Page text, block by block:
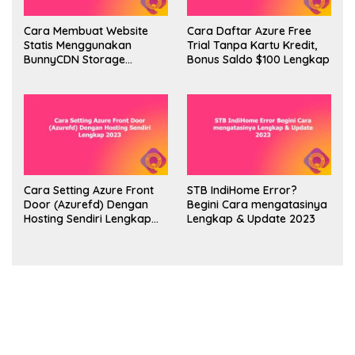
Cara Membuat Website
Statis Menggunakan
BunnyCDN Storage
Cara Daftar Azure Free
Trial Tanpa Kartu Kredit,
Bonus Saldo $100 Lengkap
Cara Setting Azure Front
Door (Azurefd) Dengan
Hosting Sendiri Lengkap
STB IndiHome Error?
Begini Cara mengatasinya
Lengkap & Update 2023